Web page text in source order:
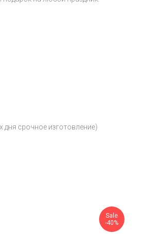
дня срочное изготовление)
Sale
-40%